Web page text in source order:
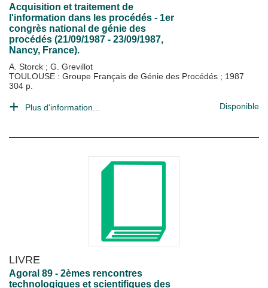
Acquisition et traitement de
l'information dans les procédés - 1er
congrès national de génie des
procédés (21/09/1987 - 23/09/1987,
Nancy, France).
A. Storck ; G. Grevillot
TOULOUSE : Groupe Français de Génie des Procédés ; 1987
304 p.
Plus d'information... Disponible
LIVRE
Agoral 89 - 2èmes rencontres
technologiques et scientifiques des